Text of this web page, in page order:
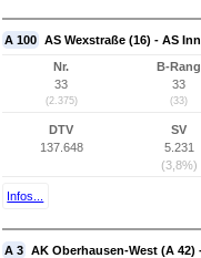
A 100 AS Wexstraße (16) - AS
Nr.
33
(2.375)
B-Rang
33
(33)
DTV
137.648
SV
5.231
(3,8%)
Infos...
A 3 AK Oberhausen-West (A